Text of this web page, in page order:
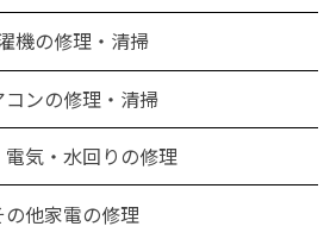
機の修理・清掃
コンの修理・清掃
電気・水回りの修理
の他家電の修理